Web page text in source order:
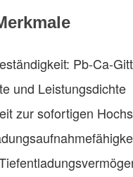
Pb-Ca-
und Leistungsdichte
zur sofortigen